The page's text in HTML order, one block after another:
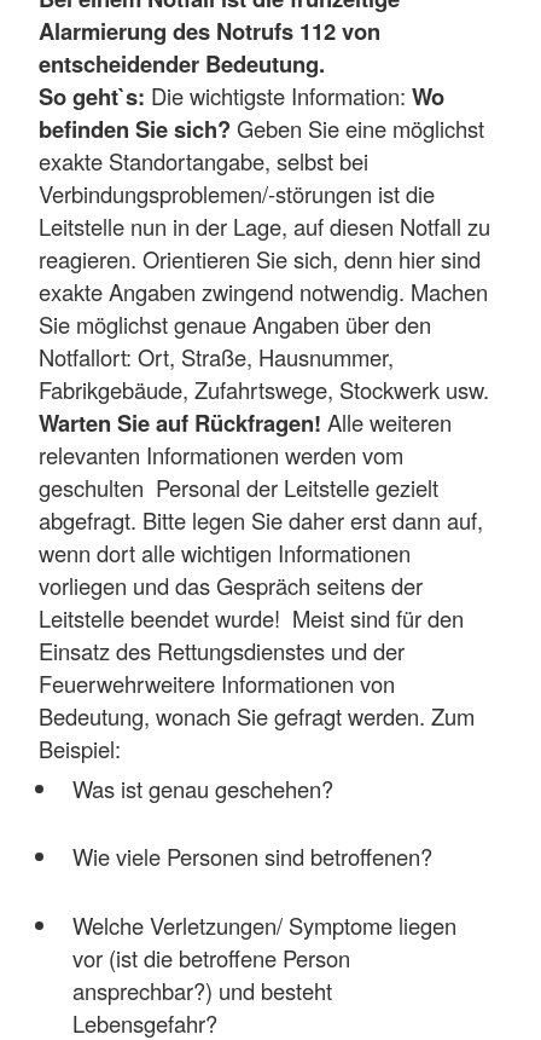
Alarmierung des Notrufs 112 von
entscheidender Bedeutung.
So geht`s: Die wichtigste Information: Wo
befinden Sie sich?Geben Sie eine möglichst
exakte Standortangabe, selbst bei
Verbindungsproblemen/-störungen ist die
Leitstelle nun in der Lage, auf diesen Notfall zu
reagieren. Orientieren Sie sich, denn hier sind
exakte Angaben zwingend notwendig. Machen
Sie möglichst genaue Angaben über den
Notfallort: Ort, Straße, Hausnummer,
Fabrikgebäude, Zufahrtswege, Stockwerk usw.
Warten Sie auf Rückfragen! Alle weiteren
relevanten Informationen werden vom
geschulten Personal der Leitstelle gezielt
abgefragt. Bitte legen Sie daher erst dann auf,
wenn dort alle wichtigen Informationen
vorliegen und das Gespräch seitens der
Leitstelle beendet wurde! Meist sind für den
Einsatz des Rettungsdienstes und der
Feuerwehrweitere Informationen von
Bedeutung, wonach Sie gefragt werden. Zum
Beispiel:
Was ist genau geschehen?
Wie viele Personen sind betroffenen?
Welche Verletzungen/ Symptome liegen
vor (ist die betroffene Person
ansprechbar?) und besteht
Lebensgefahr?